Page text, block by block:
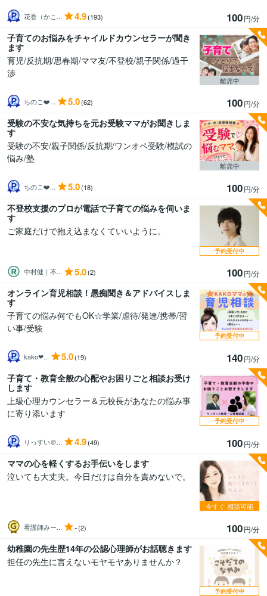
花香（かこ... 4.9(193) 100円/分
子育てのお悩みをチャイルドカウンセラーが聞き
ます
育児/反抗期/思春期/ママ友/不登校/親子関係/過干
渉
ちのこ❤️... 5.0(62) 100円/分
離席中
受験の不安な気持ちを元お受験ママがお聞きしま
す
受験の不安/親子関係/反抗期/ワンオペ受験/模試の
悩み/塾
ちのこ❤️... 5.0(18) 100円/分
離席中
不登校支援のプロが電話で子育ての悩みを伺いま
す
ご家庭だけで抱え込まなくていいように。
中村健｜不... 5.0(2) 100円/分
予約受付中
オンライン育児相談！愚痴聞き＆アドバイスしま
す
子育ての悩み何でもOK☆学業/虐待/発達/携帯/習
い事/受験
kako❤... 5.0(19) 140円/分
予約受付中
子育て・教育全般の心配やお困りごと相談お受け
します
上級心理カウンセラー＆元校長があなたの悩み事
に寄り添います
りっすい＠... 4.9(49) 100円/分
予約受付中
ママの心を軽くするお手伝いをします
泣いても大丈夫。今日だけは自分を責めないで。
看護師みー... -(2) 100円/分
今すぐ 相談可能
幼稚園の先生歴14年の公認心理師がお話聴きます
担任の先生に言えないモヤモヤありませんか？
予約受付中